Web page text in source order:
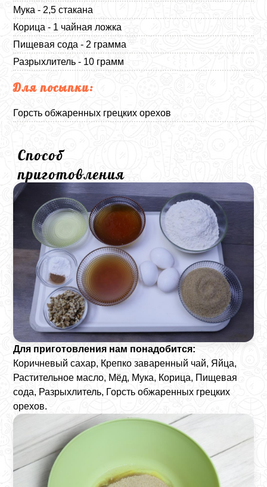
Мука - 2,5 стакана
Корица - 1 чайная ложка
Пищевая сода - 2 грамма
Разрыхлитель - 10 грамм
Для посыпки:
Горсть обжаренных грецких орехов
Способ
приготовления
Для приготовления нам понадобится:
Коричневый сахар, Крепко заваренный чай, Яйца,
Растительное масло, Мёд, Мука, Корица, Пищевая
сода, Разрыхлитель, Горсть обжаренных грецких
орехов.